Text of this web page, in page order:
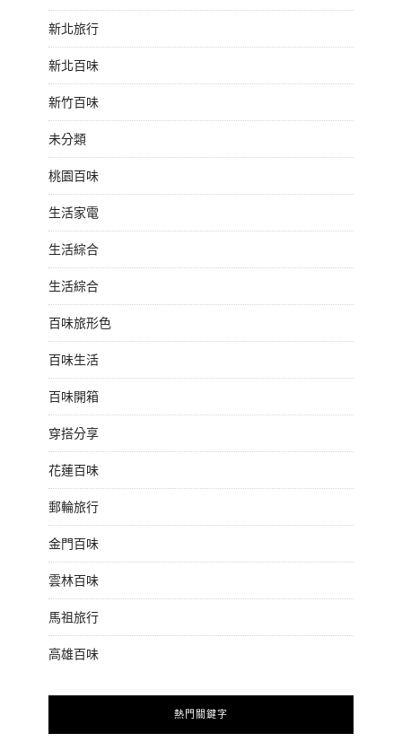
新北旅行
新北百味
新竹百味
未分類
桃園百味
生活家電
生活綜合
生活綜合
百味旅形色
百味生活
百味開箱
穿搭分享
花蓮百味
郵輪旅行
金門百味
雲林百味
馬祖旅行
高雄百味
熱門關鍵字